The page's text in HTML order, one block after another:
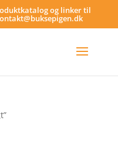
og linker til